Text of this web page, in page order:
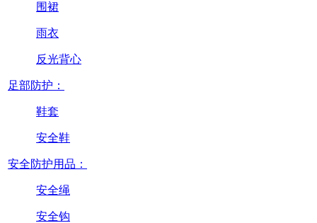
围裙
雨衣
反光背心
足部防护：
鞋套
安全鞋
安全防护用品：
安全绳
安全钩